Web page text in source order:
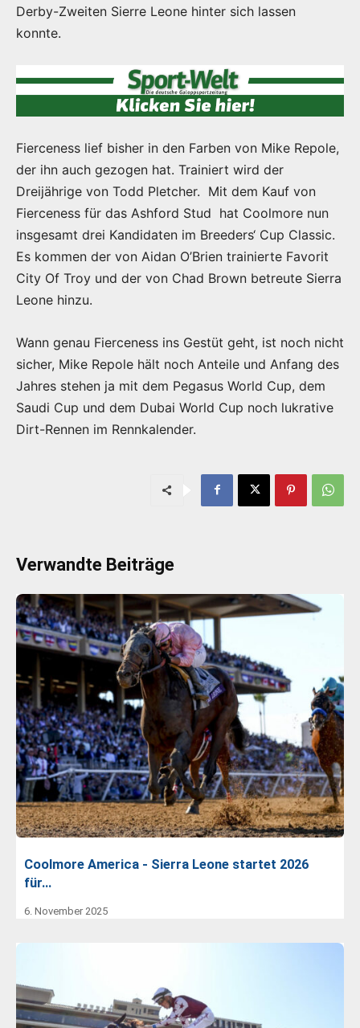
Derby-Zweiten Sierre Leone hinter sich lassen
konnte.
Fierceness lief bisher in den Farben von Mike Repole,
der ihn auch gezogen hat. Trainiert wird der
Dreijährige von Todd Pletcher. Mit dem Kauf von
Fierceness für das Ashford Stud hat Coolmore nun
insgesamt drei Kandidaten im Breeders‘ Cup Classic.
Es kommen der von Aidan O’Brien trainierte Favorit
City Of Troy und der von Chad Brown betreute Sierra
Leone hinzu.
Wann genau Fierceness ins Gestüt geht, ist noch nicht
sicher, Mike Repole hält noch Anteile und Anfang des
Jahres stehen ja mit dem Pegasus World Cup, dem
Saudi Cup und dem Dubai World Cup noch lukrative
Dirt-Rennen im Rennkalender.
Verwandte Beiträge
Coolmore America - Sierra Leone startet 2026
für…
6. November 2025